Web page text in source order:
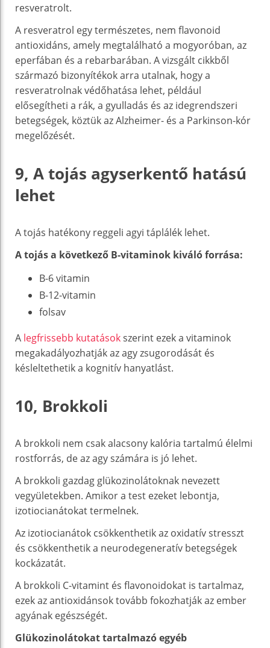
resveratrolt.
A resveratrol egy természetes, nem flavonoid
antioxidáns, amely megtalálható a mogyoróban, az
eperfában és a rebarbarában. A vizsgált cikkből
származó bizonyítékok arra utalnak, hogy a
resveratrolnak védőhatása lehet, például
elősegítheti a rák, a gyulladás és az idegrendszeri
betegségek, köztük az Alzheimer- és a Parkinson-kór
megelőzését.
9, A tojás agyserkentő hatású
lehet
A tojás hatékony reggeli agyi táplálék lehet.
A tojás a következő B-vitaminok kiváló forrása:
B-6 vitamin
B-12-vitamin
folsav
A legfrissebb kutatásokszerint ezek a vitaminok
megakadályozhatják az agy zsugorodását és
késleltethetik a kognitív hanyatlást.
10, Brokkoli
A brokkoli nem csak alacsony kalória tartalmú élelmi
rostforrás, de az agy számára is jó lehet.
A brokkoli gazdag glükozinolátoknak nevezett
vegyületekben. Amikor a test ezeket lebontja,
izotiocianátokat termelnek.
Az izotiocianátok csökkenthetik az oxidatív stresszt
és csökkenthetik a neurodegeneratív betegségek
kockázatát.
A brokkoli C-vitamint és flavonoidokat is tartalmaz,
ezek az antioxidánsok tovább fokozhatják az ember
agyának egészségét.
Glükozinolátokat tartalmazó egyéb